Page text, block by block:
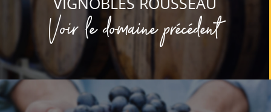
Voir le domaine précédent